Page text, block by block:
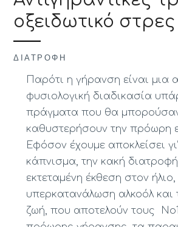
οξειδωτικό στρες
ΔΙΑΤΡΟΦΉ
Παρότι η γήρανση είναι μια
φυσιολογική διαδικασία
πράγματα που θα
καθυστερήσουν την πρόωρη
Εφόσον έχουμε αποκλείσει
κάπνισμα, την κακή
εκτεταμένη έκθεση στον ήλιο,
υπερκατανάλωση αλκοόλ και
ζωή, που αποτελούν τους